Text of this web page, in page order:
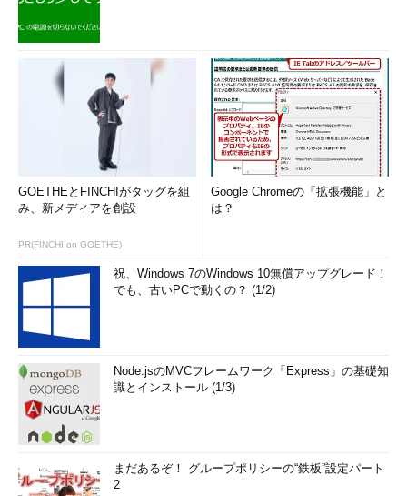
GOETHEとFINCHIがタッグを組
み、新メディアを創設
PR(FINCHI on GOETHE)
Google Chromeの「拡張機能」と
は？
祝、Windows 7のWindows 10無償アップグレード！
でも、古いPCで動くの？ (1/2)
Node.jsのMVCフレームワーク「Express」の基礎知
識とインストール (1/3)
まだあるぞ！ グループポリシーの“鉄板”設定パート
2